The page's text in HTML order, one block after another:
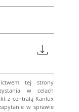
tej strony
w celach
z centralą Kanlux
w sprawie